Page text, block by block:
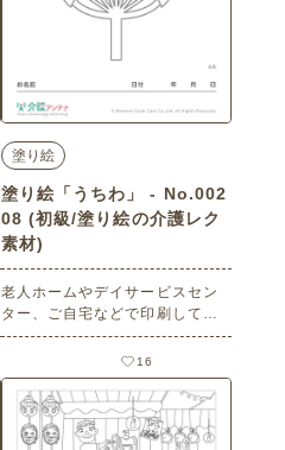
塗り絵
塗り絵「うちわ」 - No.002
08 (初級/塗り絵の介護レク
素材)
老人ホームやデイサービスセン
ター、ご自宅などで印刷してお
使いいただける無料の高齢者向
け介護レク素材（塗り絵・初
級）です。
16